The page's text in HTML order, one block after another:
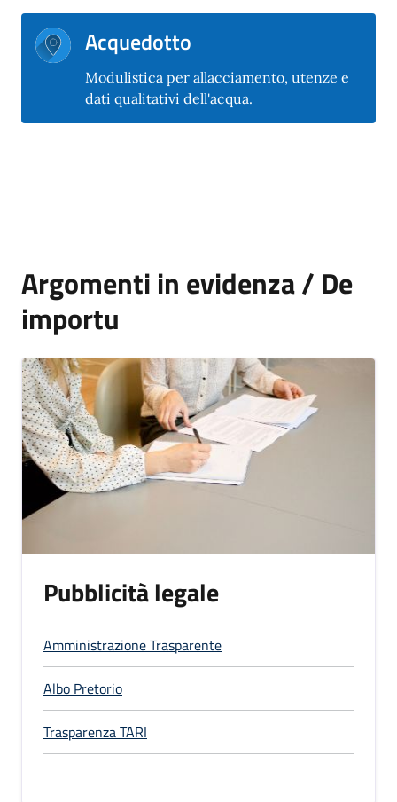
Acquedotto
Modulistica per allacciamento, utenze e
dati qualitativi dell'acqua.
Argomenti in evidenza / De
importu
Pubblicità legale
Amministrazione Trasparente
Albo Pretorio
Trasparenza TARI